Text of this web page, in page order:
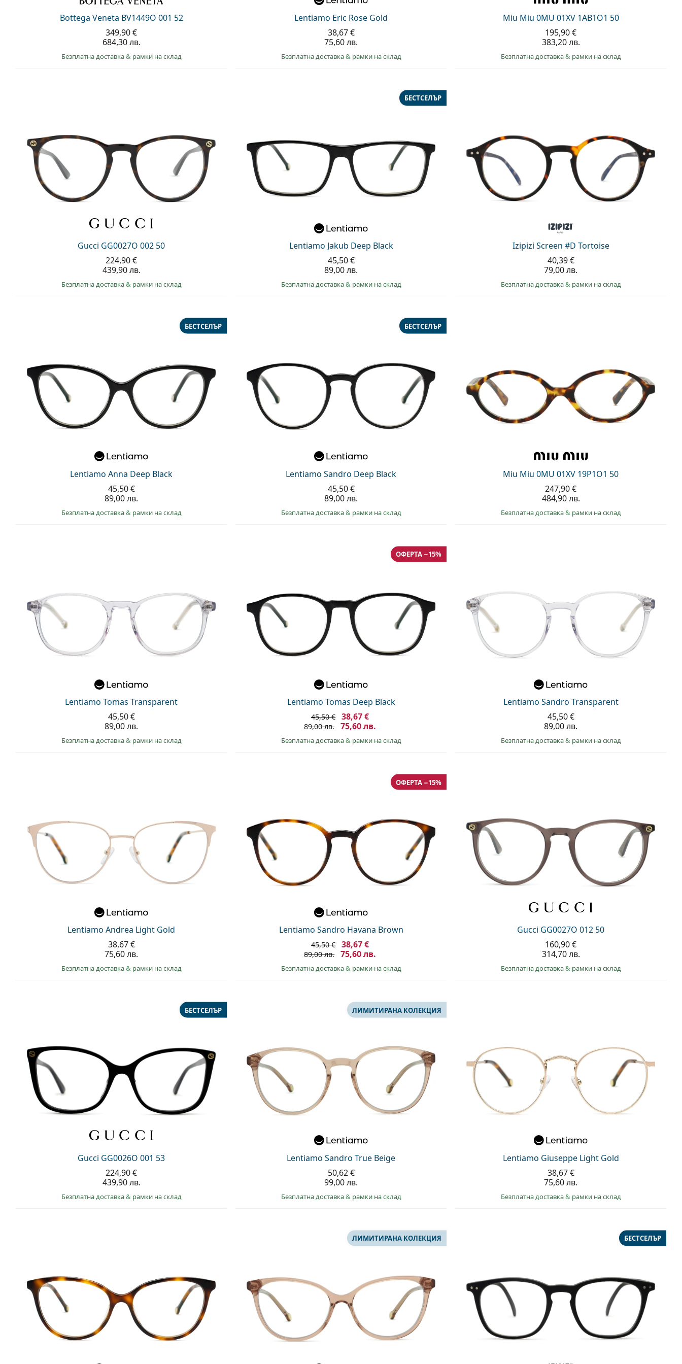
Bottega Veneta BV1449O 001 52
349,90 €
684,30 лв.
Безплатна доставка& рамки на склад
Lentiamo Eric Rose Gold
38,67 €
75,60 лв.
Безплатна доставка& рамки на склад
Miu Miu 0MU 01XV 1AB1O1 50
195,90 €
383,20 лв.
Безплатна доставка& рамки на склад
Gucci GG0027O 002 50
224,90 €
439,90 лв.
Безплатна доставка& рамки на склад
Lentiamo Jakub Deep Black
БЕСТСЕЛЪР
45,50 €
89,00 лв.
Безплатна доставка& рамки на склад
Izipizi Screen #D Tortoise
40,39 €
79,00 лв.
Безплатна доставка& рамки на склад
Lentiamo Anna Deep Black
БЕСТСЕЛЪР
45,50 €
89,00 лв.
Безплатна доставка& рамки на склад
Lentiamo Sandro Deep Black
БЕСТСЕЛЪР
45,50 €
89,00 лв.
Безплатна доставка& рамки на склад
Miu Miu 0MU 01XV 19P1O1 50
247,90 €
484,90 лв.
Безплатна доставка& рамки на склад
Lentiamo Tomas Transparent
45,50 €
89,00 лв.
Безплатна доставка& рамки на склад
Lentiamo Tomas Deep Black
ОФЕРТА −15%
45,50 € 38,67 €
89,00 лв. 75,60 лв.
Безплатна доставка& рамки на склад
Lentiamo Sandro Transparent
45,50 €
89,00 лв.
Безплатна доставка& рамки на склад
Lentiamo Andrea Light Gold
38,67 €
75,60 лв.
Безплатна доставка& рамки на склад
Lentiamo Sandro Havana Brown
ОФЕРТА −15%
45,50 € 38,67 €
89,00 лв. 75,60 лв.
Безплатна доставка& рамки на склад
Gucci GG0027O 012 50
160,90 €
314,70 лв.
Безплатна доставка& рамки на склад
Gucci GG0026O 001 53
БЕСТСЕЛЪР
224,90 €
439,90 лв.
Безплатна доставка& рамки на склад
Lentiamo Sandro True Beige
ЛИМИТИРАНА КОЛЕКЦИЯ
50,62 €
99,00 лв.
Безплатна доставка& рамки на склад
Lentiamo Giuseppe Light Gold
38,67 €
75,60 лв.
Безплатна доставка& рамки на склад
ЛИМИТИРАНА КОЛЕКЦИЯ БЕСТСЕЛЪР